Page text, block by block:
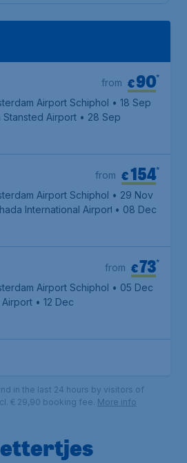
€90*
from
Airport Schiphol • 18 Sep
Stansted Airport • 28 Sep
€154*
from
Airport Schiphol • 29 Nov
International Airport • 08 Dec
€73*
from
Airport Schiphol • 05 Dec
Airport • 12 Dec
in the last 24 hours by visitors of
€ 29,90 booking fee. More info